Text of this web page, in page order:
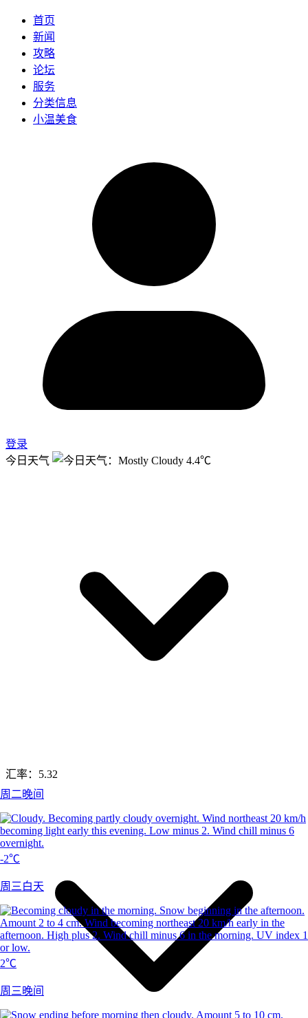
首页
新闻
攻略
论坛
服务
分类信息
小温美食
登录
今日天气
4.4℃
周二晚间
-2℃
周三白天
2℃
周三晚间
汇率： 5.32